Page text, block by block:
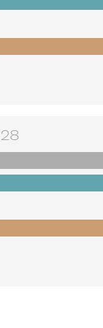
28